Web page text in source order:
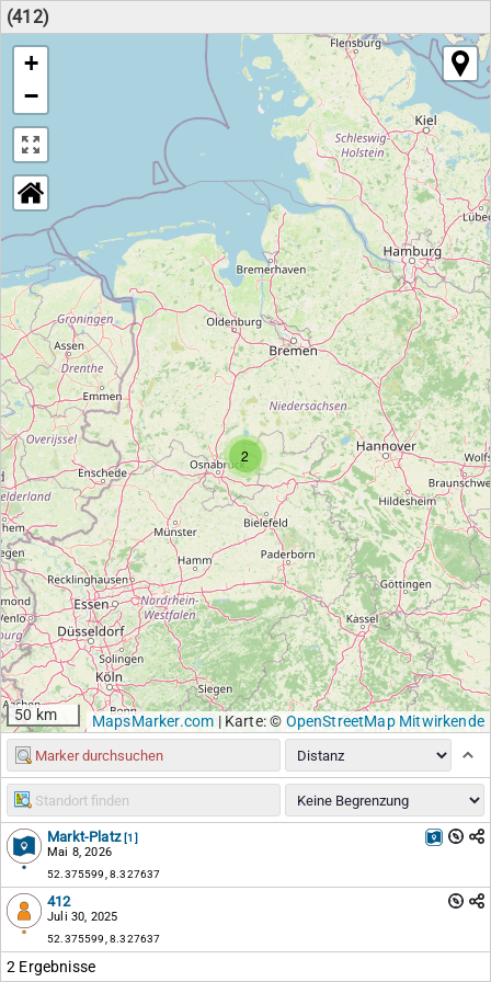
(412)
2
+
−
50 km MapsMarker.com |Karte: © OpenStreetMap Mitwirkende
Markt-Platz [1]
Mai 8, 2026
52.375599, 8.327637
412
Juli 30, 2025
52.375599, 8.327637
2 Ergebnisse